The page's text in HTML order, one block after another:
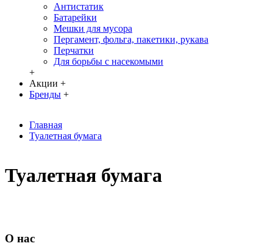
Антистатик
Батарейки
Мешки для мусора
Пергамент, фольга, пакетики, рукава
Перчатки
Для борьбы с насекомыми
+
Акции +
Бренды +
Главная
Туалетная бумага
Туалетная бумага
О нас